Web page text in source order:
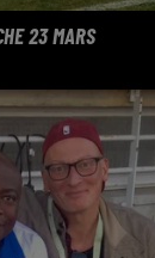
23 MARS